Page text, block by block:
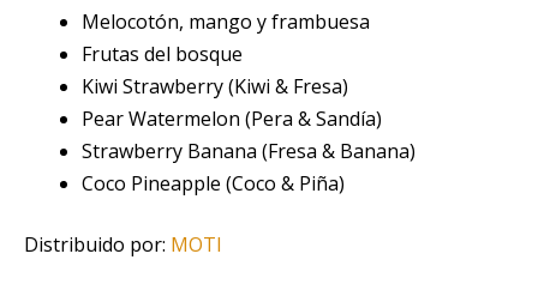
Melocotón, mango y frambuesa
Frutas del bosque
Kiwi Strawberry (Kiwi & Fresa)
Pear Watermelon (Pera & Sandía)
Strawberry Banana (Fresa & Banana)
Coco Pineapple (Coco & Piña)
Distribuido por: MOTI